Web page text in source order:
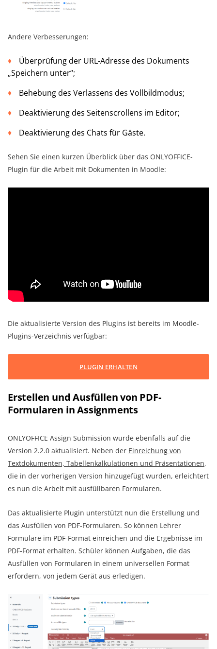
Andere Verbesserungen:
Überprüfung der URL-Adresse des Dokuments
„Speichern unter“;
Behebung des Verlassens des Vollbildmodus;
Deaktivierung des Seitenscrollens im Editor;
Deaktivierung des Chats für Gäste.
Sehen Sie einen kurzen Überblick über das ONLYOFFICE-
Plugin für die Arbeit mit Dokumenten in Moodle:
Die aktualisierte Version des Plugins ist bereits im Moodle-
Plugins-Verzeichnis verfügbar:
PLUGIN ERHALTEN
Erstellen und Ausfüllen von PDF-
Formularen in Assignments
ONLYOFFICE Assign Submission wurde ebenfalls auf die
Version 2.2.0 aktualisiert. Neben der Einreichung von
Textdokumenten, Tabellenkalkulationen und Präsentationen,
die in der vorherigen Version hinzugefügt wurden, erleichtert
es nun die Arbeit mit ausfüllbaren Formularen.
Das aktualisierte Plugin unterstützt nun die Erstellung und
das Ausfüllen von PDF-Formularen. So können Lehrer
Formulare im PDF-Format einreichen und die Ergebnisse im
PDF-Format erhalten. Schüler können Aufgaben, die das
Ausfüllen von Formularen in einem universellen Format
erfordern, von jedem Gerät aus erledigen.